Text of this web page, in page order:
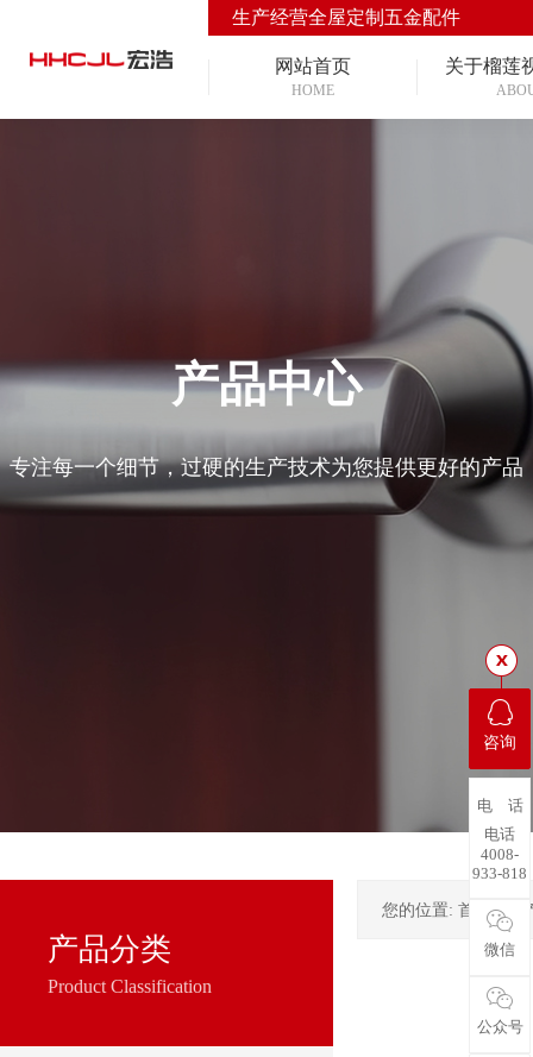
生产经营全屋定制五金配件
网站首页
HOME
关于榴莲
产品中心
专注每一个细节，过硬的生产技术为您提供更好的产品
产品分类
Product Classification
您的位置: 首页->
咨询
电 话
电话
4008-
933-818
微信
公众号